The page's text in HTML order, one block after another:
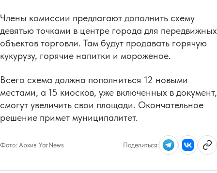
Члены комиссии предлагают дополнить схему
девятью точками в центре города для передвижных
объектов торговли. Там будут продавать горячую
кукурузу, горячие напитки и мороженое.
Всего схема должна пополниться 12 новыми
местами, а 15 киосков, уже включенных в документ,
смогут увеличить свои площади. Окончательное
решение примет муниципалитет.
Фото: Архив YarNews Поделиться: